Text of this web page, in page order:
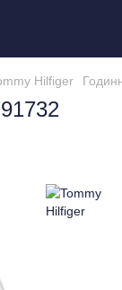
Hilfiger